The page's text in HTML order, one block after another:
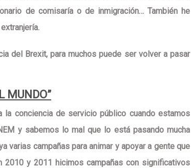
de comisaría o de inmigración… También he
del Brexit, para muchos puede ser volver a pasar
MUNDO”
la conciencia de servicio público cuando estamos
y sabemos lo mal que lo está pasando mucha
varias campañas para animar y apoyar a gente que
2010 y 2011 hicimos campañas con significativos